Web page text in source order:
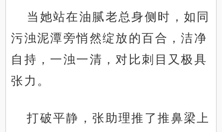
当她站在油腻老总身侧时，如同
污浊泥潭旁悄然绽放的百合，洁净
自持，一浊一清，对比刺目又极具
张力。
打破平静，张助理推了推鼻梁上